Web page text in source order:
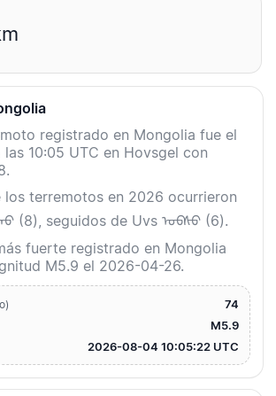
registrado en Mongolia fue el
10:05 UTC en Hovsgel con
los terremotos en 2026 ocurrieron
(8), seguidos de Uvs ᠤᠪᠰᠤ (6).
fuerte registrado en Mongolia
M5.9 el 2026-04-26.
74
M5.9
2026-08-04 10:05:22 UTC